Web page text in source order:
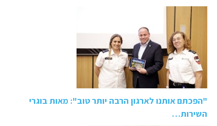
"הפכתם אותנו לארגון הרבה יותר טוב": מאות בוגרי
השירות…